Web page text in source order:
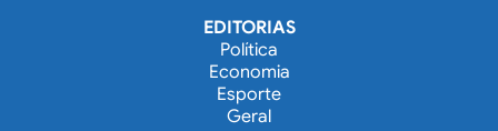
EDITORIAS
Política
Economia
Esporte
Geral